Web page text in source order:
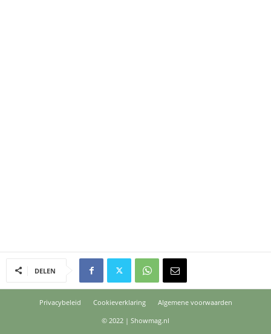
DELEN
Privacybeleid Cookieverklaring
Algemene voorwaarden
© 2022 | Showmag.nl